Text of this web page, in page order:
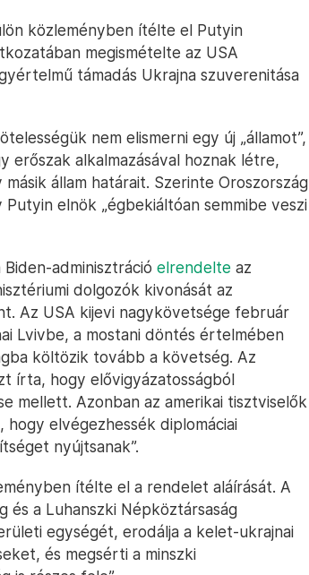
közleményben ítélte el Putyin
megismételte az USA
támadás Ukrajna szuverenitása
nem elismerni egy új „államot”,
erőszak alkalmazásával hoznak létre,
állam határait. Szerinte Oroszország
elnök „égbekiáltóan semmibe veszi
adminisztráció elrendelte az
dolgozók kivonását az
Az USA kijevi nagykövetsége február
Lvivbe, a mostani döntés értelmében
költözik tovább a követség. Az
írta, hogy elővigyázatosságból
Azonban az amerikai tisztviselők
hogy elvégezhessék diplomáciai
nyújtsanak”.
ítélte el a rendelet aláírását. A
és a Luhanszki Népköztársaság
egységét, erodálja a kelet-ukrajnai
és megsérti a minszki